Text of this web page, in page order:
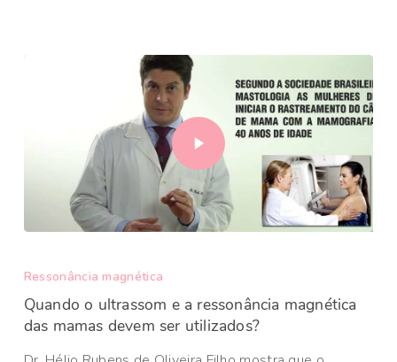
Ressonância magnética
Quando o ultrassom e a ressonância magnética
das mamas devem ser utilizados?